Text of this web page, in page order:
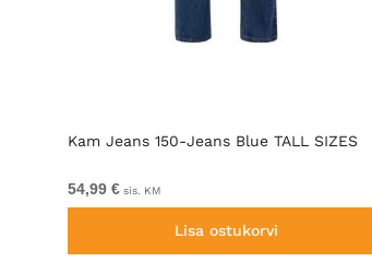
Kam Jeans 150-Jeans Blue TALL SIZES
54,99 € sis. KM
Lisa ostukorvi